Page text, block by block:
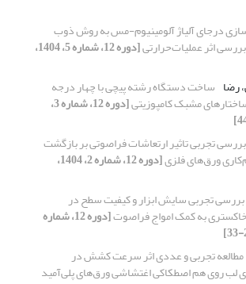
درجای آلیاژ آلومینیوم-مس به روش ذوب
اثر عملیات‌حرارتی [دوره 12، شماره 5، 1404،
رضا ساخت دستگاه رشته پیچی با چهار درجه
مشبک کامپوزیتی [دوره 12، شماره 3،
بررسی تجربی تاثیر ارتعاشات فراصوتی بر بازگشت
ورق‌های فلزی [دوره 12، شماره 2، 1404،
بررسی تجربی سایش ابزار و کیفیت سطح در
به کمک امواج فراصوت [دوره 12، شماره
مطالعه تجربی و عددی اثر سرعت کشش در
لب روی هم اصطکاکی اغتشاشی ورق‌‌های پلی‌آمید